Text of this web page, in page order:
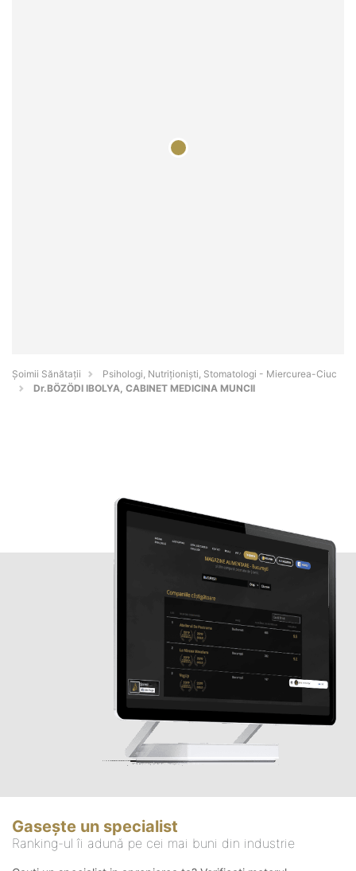
Şoimii Sănătații
Psihologi, Nutriționiști, Stomatologi - Miercurea-Ciuc
Dr.BÖZÖDI IBOLYA, CABINET MEDICINA MUNCII
Gasește un specialist
Ranking-ul îi adună pe cei mai buni din industrie